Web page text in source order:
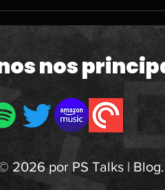
em GTA VI e a Copa
nos
2026 por PS Talks | Blog.